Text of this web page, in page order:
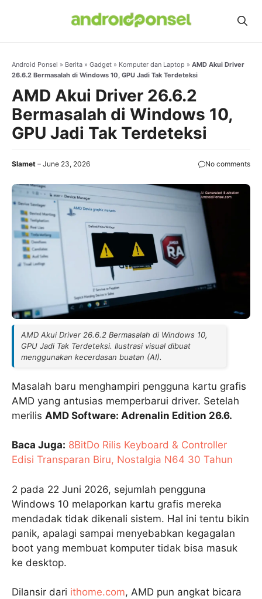
Android Ponsel » Berita » Gadget » Komputer dan Laptop » AMD Akui Driver
26.6.2 Bermasalah di Windows 10, GPU Jadi Tak Terdeteksi
AMD Akui Driver 26.6.2
Bermasalah di Windows 10,
GPU Jadi Tak Terdeteksi
Slamet June 23, 2026 No comments
AMD Akui Driver 26.6.2 Bermasalah di Windows 10,
GPU Jadi Tak Terdeteksi. Ilustrasi visual dibuat
menggunakan kecerdasan buatan (AI).
Masalah baru menghampiri pengguna kartu grafis
AMD yang antusias memperbarui driver. Setelah
merilis AMD Software: Adrenalin Edition 26.6.
Baca Juga: 8BitDo Rilis Keyboard & Controller
Edisi Transparan Biru, Nostalgia N64 30 Tahun
2 pada 22 Juni 2026, sejumlah pengguna
Windows 10 melaporkan kartu grafis mereka
mendadak tidak dikenali sistem. Hal ini tentu bikin
panik, apalagi sampai menyebabkan kegagalan
boot yang membuat komputer tidak bisa masuk
ke desktop.
Dilansir dari ithome.com, AMD pun angkat bicara